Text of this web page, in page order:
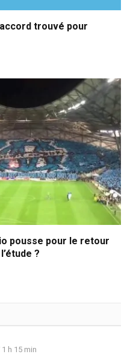
trouvé pour
pousse pour le retour
?
h 15 min